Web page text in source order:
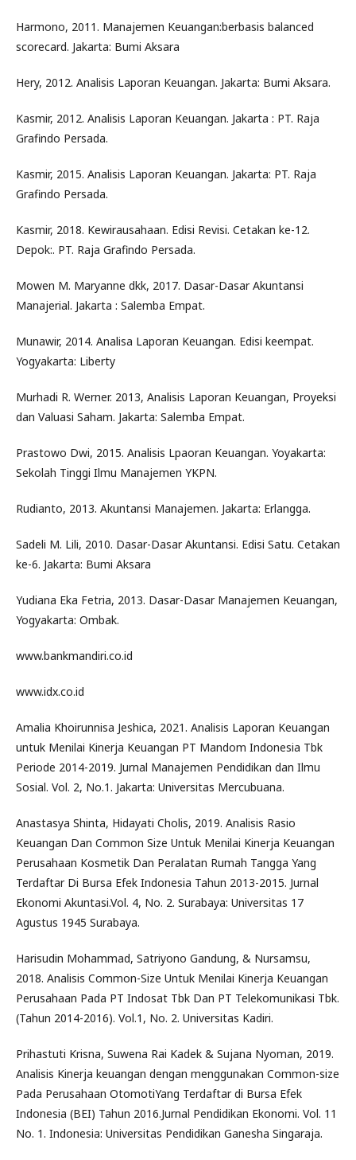
Harmono, 2011. Manajemen Keuangan:berbasis balanced
scorecard. Jakarta: Bumi Aksara
Hery, 2012. Analisis Laporan Keuangan. Jakarta: Bumi Aksara.
Kasmir, 2012. Analisis Laporan Keuangan. Jakarta : PT. Raja
Grafindo Persada.
Kasmir, 2015. Analisis Laporan Keuangan. Jakarta: PT. Raja
Grafindo Persada.
Kasmir, 2018. Kewirausahaan. Edisi Revisi. Cetakan ke-12.
Depok:. PT. Raja Grafindo Persada.
Mowen M. Maryanne dkk, 2017. Dasar-Dasar Akuntansi
Manajerial. Jakarta : Salemba Empat.
Munawir, 2014. Analisa Laporan Keuangan. Edisi keempat.
Yogyakarta: Liberty
Murhadi R. Werner. 2013, Analisis Laporan Keuangan, Proyeksi
dan Valuasi Saham. Jakarta: Salemba Empat.
Prastowo Dwi, 2015. Analisis Lpaoran Keuangan. Yoyakarta:
Sekolah Tinggi Ilmu Manajemen YKPN.
Rudianto, 2013. Akuntansi Manajemen. Jakarta: Erlangga.
Sadeli M. Lili, 2010. Dasar-Dasar Akuntansi. Edisi Satu. Cetakan
ke-6. Jakarta: Bumi Aksara
Yudiana Eka Fetria, 2013. Dasar-Dasar Manajemen Keuangan,
Yogyakarta: Ombak.
www.bankmandiri.co.id
www.idx.co.id
Amalia Khoirunnisa Jeshica, 2021. Analisis Laporan Keuangan
untuk Menilai Kinerja Keuangan PT Mandom Indonesia Tbk
Periode 2014-2019. Jurnal Manajemen Pendidikan dan Ilmu
Sosial. Vol. 2, No.1. Jakarta: Universitas Mercubuana.
Anastasya Shinta, Hidayati Cholis, 2019. Analisis Rasio
Keuangan Dan Common Size Untuk Menilai Kinerja Keuangan
Perusahaan Kosmetik Dan Peralatan Rumah Tangga Yang
Terdaftar Di Bursa Efek Indonesia Tahun 2013-2015. Jurnal
Ekonomi Akuntasi.Vol. 4, No. 2. Surabaya: Universitas 17
Agustus 1945 Surabaya.
Harisudin Mohammad, Satriyono Gandung, & Nursamsu,
2018. Analisis Common-Size Untuk Menilai Kinerja Keuangan
Perusahaan Pada PT Indosat Tbk Dan PT Telekomunikasi Tbk.
(Tahun 2014-2016). Vol.1, No. 2. Universitas Kadiri.
Prihastuti Krisna, Suwena Rai Kadek & Sujana Nyoman, 2019.
Analisis Kinerja keuangan dengan menggunakan Common-size
Pada Perusahaan OtomotiYang Terdaftar di Bursa Efek
Indonesia (BEI) Tahun 2016.Jurnal Pendidikan Ekonomi. Vol. 11
No. 1. Indonesia: Universitas Pendidikan Ganesha Singaraja.